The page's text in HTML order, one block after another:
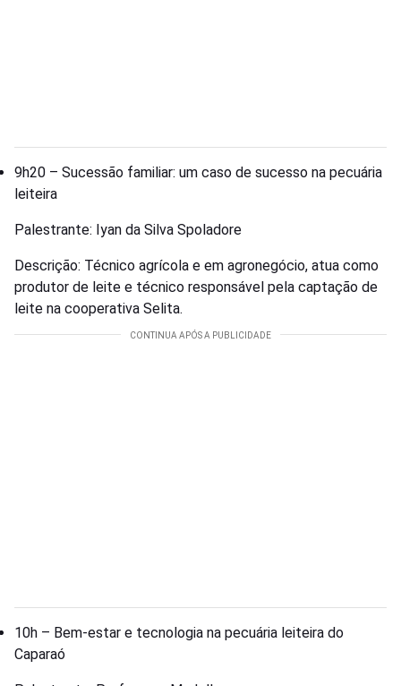
9h20 – Sucessão familiar: um caso de sucesso na pecuária
leiteira
Palestrante: Iyan da Silva Spoladore
Descrição: Técnico agrícola e em agronegócio, atua como
produtor de leite e técnico responsável pela captação de
leite na cooperativa Selita.
10h – Bem-estar e tecnologia na pecuária leiteira do
Caparaó